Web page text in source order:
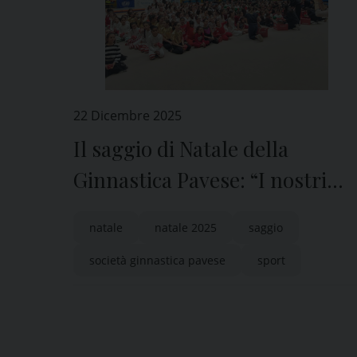
22 Dicembre 2025
Il saggio di Natale della
Ginnastica Pavese: “I nostri
l’attività della Società”
natale natale 2025 saggio
società ginnastica pavese sport